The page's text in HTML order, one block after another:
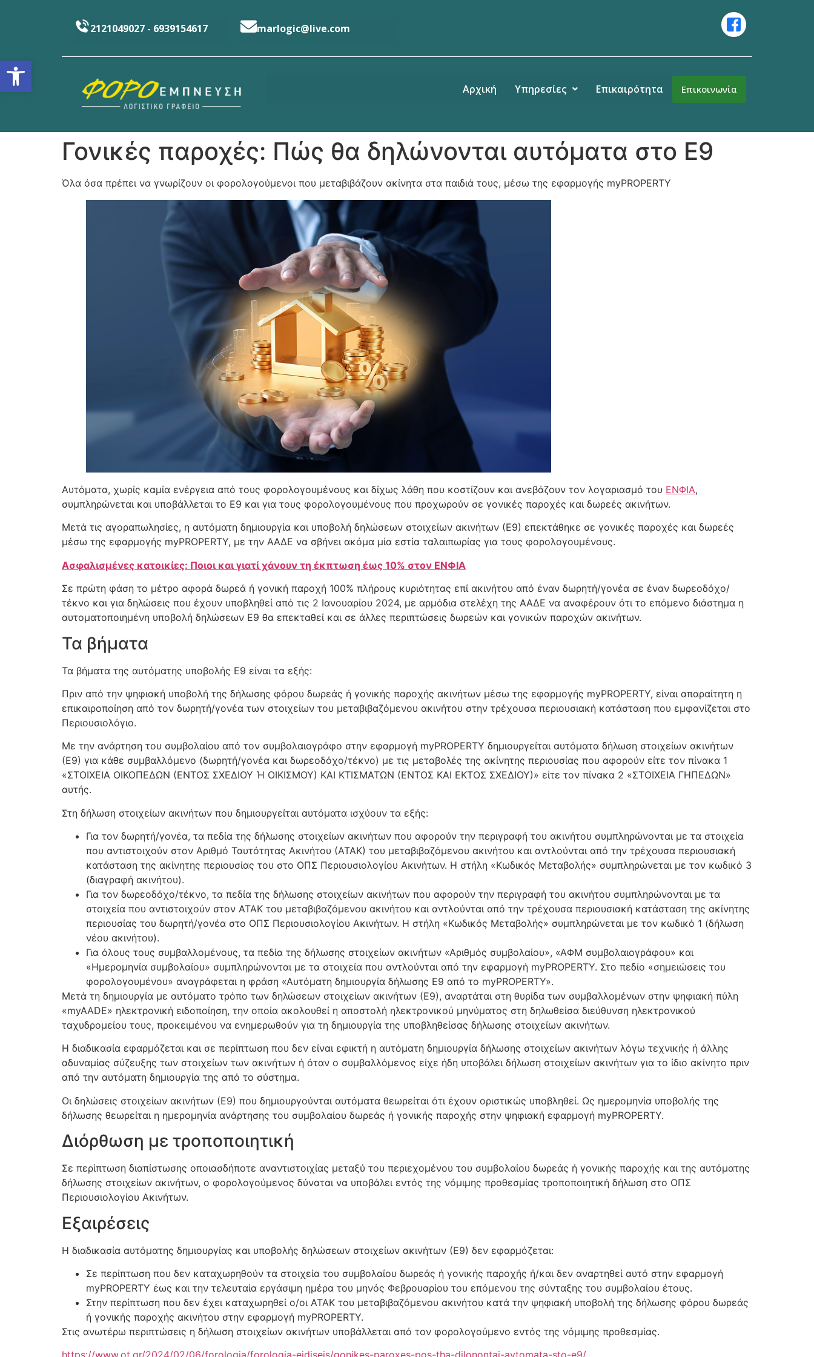
Ανοίξτε τη γραμμή εργαλείων
2121049027 - 6939154617 marlogic@live.com
Αρχική Υπηρεσίες Επικαιρότητα Επικοινωνία
Γονικές παροχές: Πώς θα δηλώνονται αυτόματα στο Ε9
Όλα όσα πρέπει να γνωρίζουν οι φορολογούμενοι που μεταβιβάζουν ακίνητα στα παιδιά τους, μέσω της εφαρμογής myPROPERTY
Αυτόματα, χωρίς καμία ενέργεια από τους φορολογουμένους και δίχως λάθη που κοστίζουν και ανεβάζουν τον λογαριασμό του ΕΝΦΙΑ,
συμπληρώνεται και υποβάλλεται το Ε9 και για τους φορολογουμένους που προχωρούν σε γονικές παροχές και δωρεές ακινήτων.
Μετά τις αγοραπωλησίες, η αυτόματη δημιουργία και υποβολή δηλώσεων στοιχείων ακινήτων (Ε9) επεκτάθηκε σε γονικές παροχές και δωρεές
μέσω της εφαρμογής myPROPERTY, με την ΑΑΔΕ να σβήνει ακόμα μία εστία ταλαιπωρίας για τους φορολογουμένους.
Ασφαλισμένες κατοικίες: Ποιοι και γιατί χάνουν τη έκπτωση έως 10% στον ΕΝΦΙΑ
Σε πρώτη φάση το μέτρο αφορά δωρεά ή γονική παροχή 100% πλήρους κυριότητας επί ακινήτου από έναν δωρητή/γονέα σε έναν δωρεοδόχο/
τέκνο και για δηλώσεις που έχουν υποβληθεί από τις 2 Ιανουαρίου 2024, με αρμόδια στελέχη της ΑΑΔΕ να αναφέρουν ότι το επόμενο διάστημα η
αυτοματοποιημένη υποβολή δηλώσεων Ε9 θα επεκταθεί και σε άλλες περιπτώσεις δωρεών και γονικών παροχών ακινήτων.
Τα βήματα
Τα βήματα της αυτόματης υποβολής Ε9 είναι τα εξής:
Πριν από την ψηφιακή υποβολή της δήλωσης φόρου δωρεάς ή γονικής παροχής ακινήτων μέσω της εφαρμογής myPROPERTY, είναι απαραίτητη η
επικαιροποίηση από τον δωρητή/γονέα των στοιχείων του μεταβιβαζόμενου ακινήτου στην τρέχουσα περιουσιακή κατάσταση που εμφανίζεται στο
Περιουσιολόγιο.
Με την ανάρτηση του συμβολαίου από τον συμβολαιογράφο στην εφαρμογή myPROPERTY δημιουργείται αυτόματα δήλωση στοιχείων ακινήτων
(Ε9) για κάθε συμβαλλόμενο (δωρητή/γονέα και δωρεοδόχο/τέκνο) με τις μεταβολές της ακίνητης περιουσίας που αφορούν είτε τον πίνακα 1
«ΣΤΟΙΧΕΙΑ ΟΙΚΟΠΕΔΩΝ (ΕΝΤΟΣ ΣΧΕΔΙΟΥ Ή ΟΙΚΙΣΜΟΥ) ΚΑΙ ΚΤΙΣΜΑΤΩΝ (ΕΝΤΟΣ ΚΑΙ ΕΚΤΟΣ ΣΧΕΔΙΟΥ)» είτε τον πίνακα 2 «ΣΤΟΙΧΕΙΑ ΓΗΠΕΔΩΝ»
αυτής.
Στη δήλωση στοιχείων ακινήτων που δημιουργείται αυτόματα ισχύουν τα εξής:
Για τον δωρητή/γονέα, τα πεδία της δήλωσης στοιχείων ακινήτων που αφορούν την περιγραφή του ακινήτου συμπληρώνονται με τα στοιχεία
που αντιστοιχούν στον Αριθμό Ταυτότητας Ακινήτου (ΑΤΑΚ) του μεταβιβαζόμενου ακινήτου και αντλούνται από την τρέχουσα περιουσιακή
κατάσταση της ακίνητης περιουσίας του στο ΟΠΣ Περιουσιολογίου Ακινήτων. Η στήλη «Κωδικός Μεταβολής» συμπληρώνεται με τον κωδικό 3
(διαγραφή ακινήτου).
Για τον δωρεοδόχο/τέκνο, τα πεδία της δήλωσης στοιχείων ακινήτων που αφορούν την περιγραφή του ακινήτου συμπληρώνονται με τα
στοιχεία που αντιστοιχούν στον ΑΤΑΚ του μεταβιβαζόμενου ακινήτου και αντλούνται από την τρέχουσα περιουσιακή κατάσταση της ακίνητης
περιουσίας του δωρητή/γονέα στο ΟΠΣ Περιουσιολογίου Ακινήτων. Η στήλη «Κωδικός Μεταβολής» συμπληρώνεται με τον κωδικό 1 (δήλωση
νέου ακινήτου).
Για όλους τους συμβαλλομένους, τα πεδία της δήλωσης στοιχείων ακινήτων «Αριθμός συμβολαίου», «ΑΦΜ συμβολαιογράφου» και
«Ημερομηνία συμβολαίου» συμπληρώνονται με τα στοιχεία που αντλούνται από την εφαρμογή myPROPERTY. Στο πεδίο «σημειώσεις του
φορολογουμένου» αναγράφεται η φράση «Αυτόματη δημιουργία δήλωσης Ε9 από το myPROPERTY».
Μετά τη δημιουργία με αυτόματο τρόπο των δηλώσεων στοιχείων ακινήτων (Ε9), αναρτάται στη θυρίδα των συμβαλλομένων στην ψηφιακή πύλη
«myAADE» ηλεκτρονική ειδοποίηση, την οποία ακολουθεί η αποστολή ηλεκτρονικού μηνύματος στη δηλωθείσα διεύθυνση ηλεκτρονικού
ταχυδρομείου τους, προκειμένου να ενημερωθούν για τη δημιουργία της υποβληθείσας δήλωσης στοιχείων ακινήτων.
Η διαδικασία εφαρμόζεται και σε περίπτωση που δεν είναι εφικτή η αυτόματη δημιουργία δήλωσης στοιχείων ακινήτων λόγω τεχνικής ή άλλης
αδυναμίας σύζευξης των στοιχείων των ακινήτων ή όταν ο συμβαλλόμενος είχε ήδη υποβάλει δήλωση στοιχείων ακινήτων για το ίδιο ακίνητο πριν
από την αυτόματη δημιουργία της από το σύστημα.
Οι δηλώσεις στοιχείων ακινήτων (Ε9) που δημιουργούνται αυτόματα θεωρείται ότι έχουν οριστικώς υποβληθεί. Ως ημερομηνία υποβολής της
δήλωσης θεωρείται η ημερομηνία ανάρτησης του συμβολαίου δωρεάς ή γονικής παροχής στην ψηφιακή εφαρμογή myPROPERTY.
Διόρθωση με τροποποιητική
Σε περίπτωση διαπίστωσης οποιασδήποτε αναντιστοιχίας μεταξύ του περιεχομένου του συμβολαίου δωρεάς ή γονικής παροχής και της αυτόματης
δήλωσης στοιχείων ακινήτων, ο φορολογούμενος δύναται να υποβάλει εντός της νόμιμης προθεσμίας τροποποιητική δήλωση στο ΟΠΣ
Περιουσιολογίου Ακινήτων.
Εξαιρέσεις
Η διαδικασία αυτόματης δημιουργίας και υποβολής δηλώσεων στοιχείων ακινήτων (Ε9) δεν εφαρμόζεται:
Σε περίπτωση που δεν καταχωρηθούν τα στοιχεία του συμβολαίου δωρεάς ή γονικής παροχής ή/και δεν αναρτηθεί αυτό στην εφαρμογή
myPROPERTY έως και την τελευταία εργάσιμη ημέρα του μηνός Φεβρουαρίου του επόμενου της σύνταξης του συμβολαίου έτους.
Στην περίπτωση που δεν έχει καταχωρηθεί ο/οι ΑΤΑΚ του μεταβιβαζόμενου ακινήτου κατά την ψηφιακή υποβολή της δήλωσης φόρου δωρεάς
ή γονικής παροχής ακινήτου στην εφαρμογή myPROPERTY.
Στις ανωτέρω περιπτώσεις η δήλωση στοιχείων ακινήτων υποβάλλεται από τον φορολογούμενο εντός της νόμιμης προθεσμίας.